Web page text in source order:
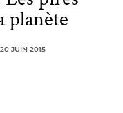
planète
20 JUIN 2015